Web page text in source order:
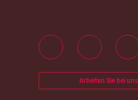
Arbeiten Sie bei uns